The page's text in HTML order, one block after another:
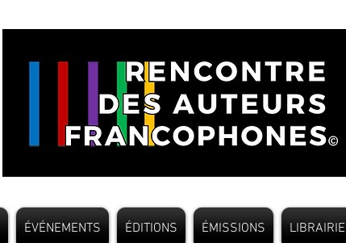
ÉVÉNEMENTS ÉDITIONS ÉMISSIONS LIBRAIRIE